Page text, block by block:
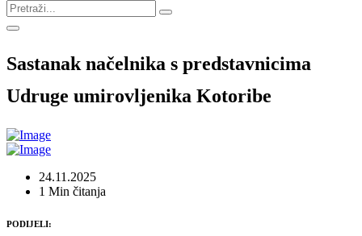
Sastanak načelnika s predstavnicima
Udruge umirovljenika Kotoribe
24.11.2025
1 Min čitanja
PODIJELI: